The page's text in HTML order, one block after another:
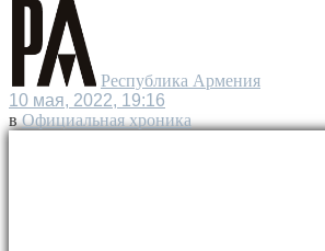
Республика Армения
10 мая, 2022, 19:16
в Официальная хроника